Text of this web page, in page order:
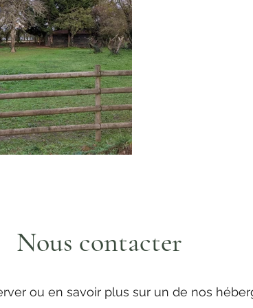
Nous contacter
ou en savoir plus sur un de nos